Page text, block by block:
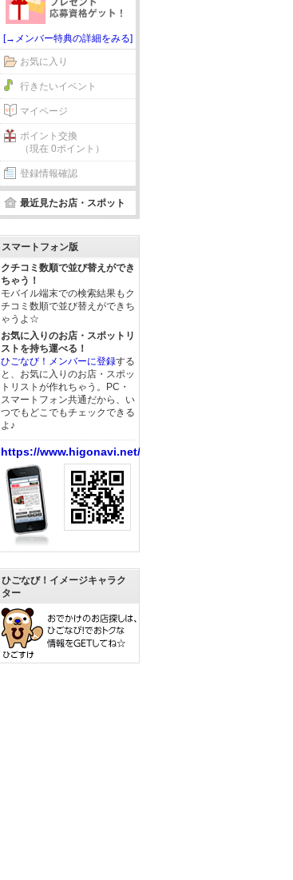
[→メンバー特典の詳細をみる]
お気に入り
行きたいイベント
マイページ
ポイント交換
（現在 0ポイント）
登録情報確認
最近見たお店・スポット
スマートフォン版
クチコミ数順で並び替えができ
ちゃう！
モバイル端末での検索結果もク
チコミ数順で並び替えができち
ゃうよ☆
お気に入りのお店・スポットリ
ストを持ち運べる！
ひごなび！メンバーに登録する
と、お気に入りのお店・スポッ
トリストが作れちゃう。PC・
スマートフォン共通だから、い
つでもどこでもチェックできる
よ♪
https://www.higonavi.net/
ひごなび！イメージキャラク
ター